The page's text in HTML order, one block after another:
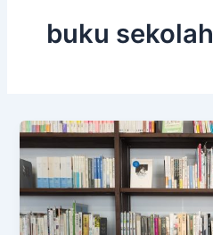
buku sekolah